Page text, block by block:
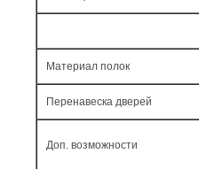
Материал полок
Перенавеска дверей
Доп. возможности